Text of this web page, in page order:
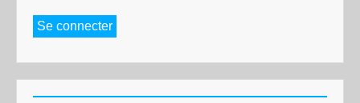
Se connecter